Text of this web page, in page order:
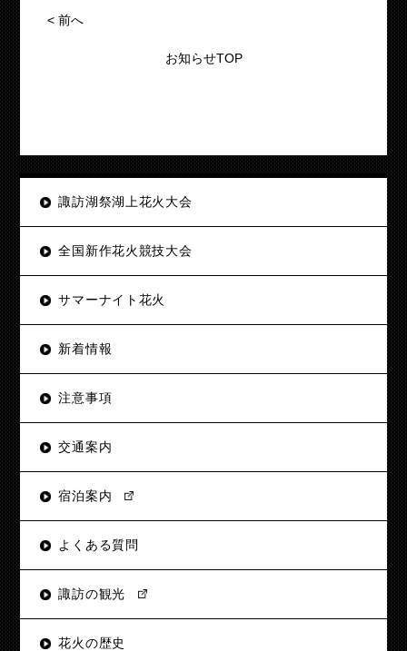
<前へ
お知らせTOP
諏訪湖祭湖上花火大会
全国新作花火競技大会
サマーナイト花火
新着情報
注意事項
交通案内
宿泊案内
よくある質問
諏訪の観光
花火の歴史